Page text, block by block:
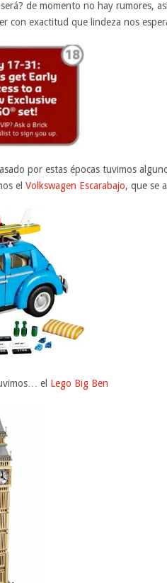
de momento no hay rumores,
con exactitud que lindeza nos
por estas épocas tuvimos
el Volkswagen Escarabajo, que se
el Lego Big Ben